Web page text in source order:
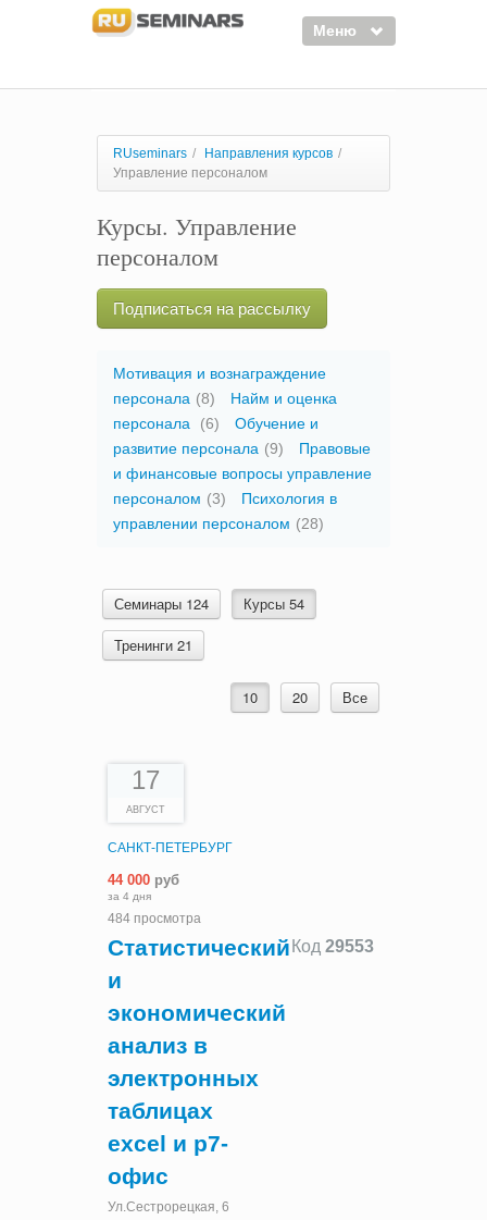
Меню
Курсы
Тренинги
Организаторы
Лектора
Войти
RUseminars / Направления курсов /
Управление персоналом
Курсы. Управление
персоналом
Подписаться на рассылку
Мотивация и вознаграждение
персонала (8)
Найм и оценка
персонала
(6)
Обучение и
развитие персонала (9)
Правовые
и финансовые вопросы управление
персоналом (3)
Психология в
управлении персоналом (28)
Семинары 124
Курсы 54
Тренинги 21
10 20 Все
17
АВГУСТ
САНКТ-ПЕТЕРБУРГ
44 000 руб
за 4 дня
484 просмотра
Код 29553
Cтатистический
и
экономический
анализ в
электронных
таблицах
excel и р7-
офис
Ул.Сестрорецкая, 6